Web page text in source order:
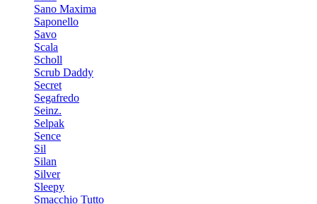
Sano Maxima
Saponello
Savo
Scala
Scholl
Scrub Daddy
Secret
Segafredo
Seinz.
Selpak
Sence
Sil
Silan
Silver
Sleepy
Smacchio Tutto